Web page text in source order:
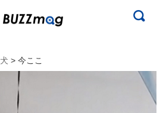
犬 > 今ここ